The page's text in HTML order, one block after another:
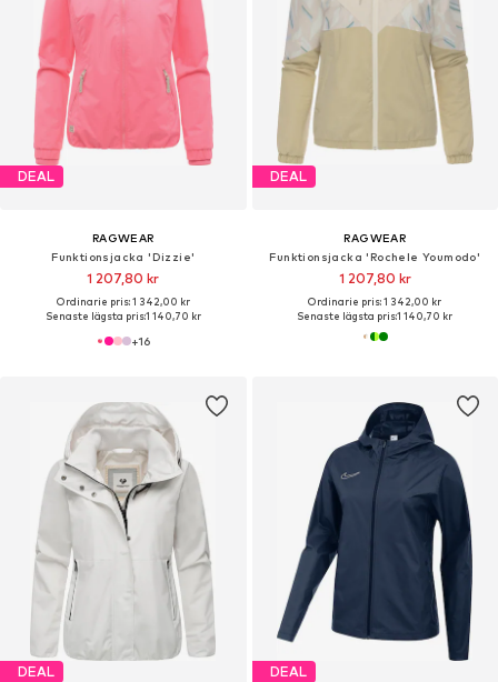
DEAL
RAGWEAR
Funktionsjacka 'Dizzie'
1 207,80 kr
Ordinarie pris: 1 342,00 kr
Senaste lägsta pris:1 140,70 kr
+16
DEAL
RAGWEAR
Funktionsjacka 'Rochele Youmodo'
1 207,80 kr
Ordinarie pris: 1 342,00 kr
Senaste lägsta pris:1 140,70 kr
DEAL DEAL